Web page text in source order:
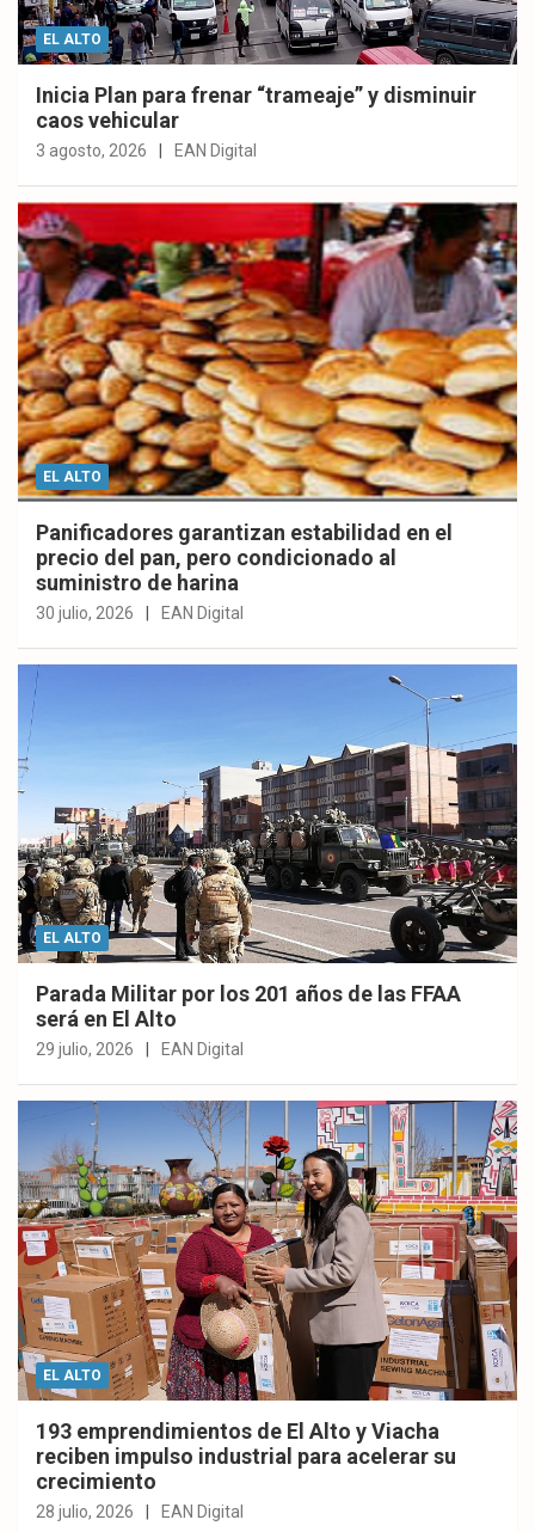
EL ALTO
Inicia Plan para frenar “trameaje” y disminuir
caos vehicular
3 agosto, 2026 EAN Digital
EL ALTO
Panificadores garantizan estabilidad en el
precio del pan, pero condicionado al
suministro de harina
30 julio, 2026 EAN Digital
EL ALTO
Parada Militar por los 201 años de las FFAA
será en El Alto
29 julio, 2026 EAN Digital
EL ALTO
193 emprendimientos de El Alto y Viacha
reciben impulso industrial para acelerar su
crecimiento
28 julio, 2026 EAN Digital